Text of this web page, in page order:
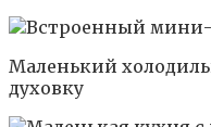
Маленький
духовку